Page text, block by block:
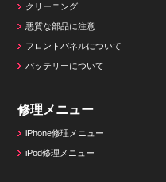
クリーニング
悪質な部品に注意
フロントパネルについて
バッテリーについて
修理メニュー
iPhone修理メニュー
iPod修理メニュー